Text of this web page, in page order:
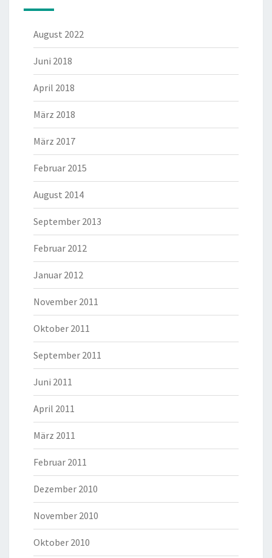
August 2022
Juni 2018
April 2018
März 2018
März 2017
Februar 2015
August 2014
September 2013
Februar 2012
Januar 2012
November 2011
Oktober 2011
September 2011
Juni 2011
April 2011
März 2011
Februar 2011
Dezember 2010
November 2010
Oktober 2010